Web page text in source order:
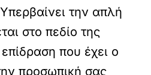
την απλή
στο πεδίο της
που έχει ο
προσωπική σας